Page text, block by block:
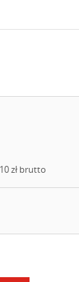
zł brutto